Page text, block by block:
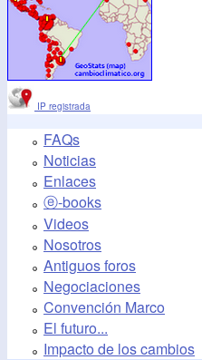
IP registrada
FAQs
Noticias
Enlaces
ⓔ-books
Videos
Nosotros
Antiguos foros
Negociaciones
Convención Marco
El futuro...
Impacto de los cambios